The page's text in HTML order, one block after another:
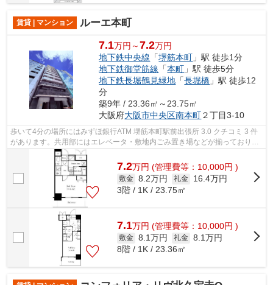
賃貸 | マンション ルーエ本町
7.1万円～7.2万円
地下鉄中央線 「堺筋本町 」駅 徒歩1分
地下鉄御堂筋線 「本町 」駅 徒歩5分
地下鉄長堀鶴見緑地 「長堀橋 」駅 徒歩12
分
築9年 / 23.36㎡～23.75㎡
大阪府大阪市中央区南本町２丁目3-10
歩いて4分の場所にはみずほ銀行ATM 堺筋本町駅前出張所 3.0 クチコミ 3 件
があります。共用部にはエレベータ・敷地内ごみ置き場などが揃っておりま
す。こちらはマンションタイプになり...
7.2万円 (管理費等：10,000円 )
敷金 8.2万円 礼金
16.4万円
3階 / 1K / 23.75㎡
7.1万円 (管理費等：10,000円 )
敷金 8.1万円 礼金 8.1万円
8階 / 1K / 23.36㎡